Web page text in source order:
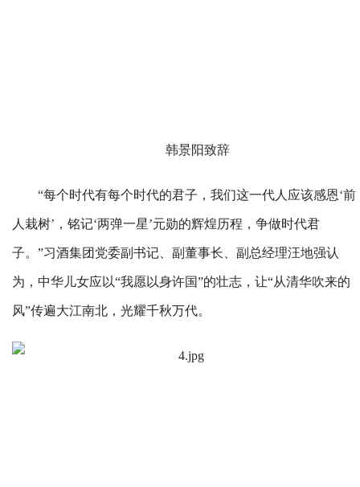
韩景阳致辞
“每个时代有每个时代的君子，我们这一代人应该感恩‘前
人栽树’，铭记‘两弹一星’元勋的辉煌历程，争做时代君
子。”习酒集团党委副书记、副董事长、副总经理汪地强认
为，中华儿女应以“我愿以身许国”的壮志，让“从清华吹来的
风”传遍大江南北，光耀千秋万代。